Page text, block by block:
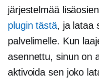
järjestelmää
plugin tästä, ja lataa
palvelimelle. Kun
asennettu, sinun on
aktivoida sen joko